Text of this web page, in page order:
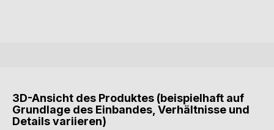
3D-Ansicht des Produktes (beispielhaft auf
Grundlage des Einbandes, Verhältnisse und
Details variieren)